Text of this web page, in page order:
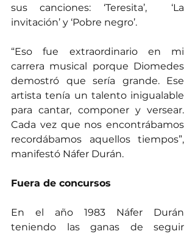
sus canciones: ‘Teresita’,  ‘La
invitación’ y ‘Pobre negro’.
“Eso fue extraordinario en mi
carrera musical porque Diomedes
demostró que sería grande. Ese
artista tenía un talento inigualable
para cantar, componer y versear.
Cada vez que nos encontrábamos
recordábamos aquellos tiempos”,
manifestó Náfer Durán.
Fuera de concursos
En el año 1983 Náfer Durán
teniendo las ganas de seguir